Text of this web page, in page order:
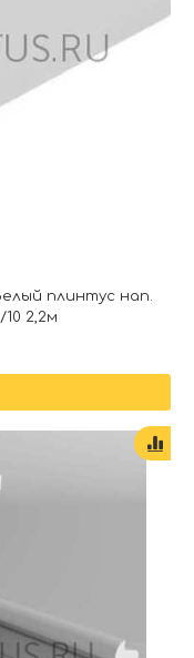
плинтус нап.
2,2м